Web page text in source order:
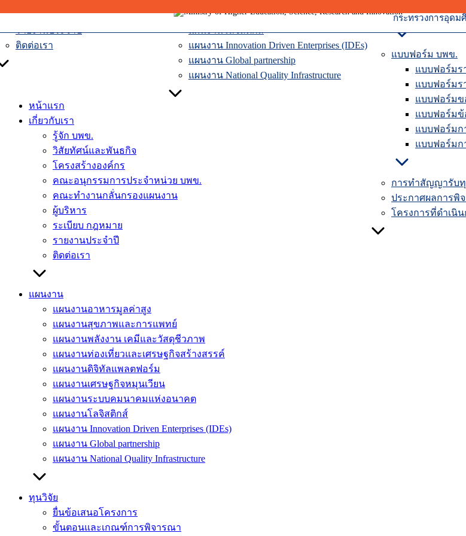
content
กระทรวงการอุดม
ระเบียบ กฎหมาย
รายงานประจำปี
ติดต่อเรา
แผนงานระบบคมนาคมแห่งอนาคต
แผนงานโลจิสติกส์
แผนงาน Innovation Driven Enterprises (IDEs)
แผนงาน Global partnership
แผนงาน National Quality Infrastructure
คู่มือรายงา
แบบฟอร์ม บพข.
แบบฟอร์มร
แบบฟอร์ม
แบบฟอร์มข
แบบฟอร์มข้
แบบฟอร์มก
แบบฟอร์มก
การทำสัญญารับ
ประกาศผลการพิ
โครงการที่ดำเนิ
หน้าแรก
เกี่ยวกับเรา
รู้จัก บพข.
วิสัยทัศน์และพันธกิจ
โครงสร้างองค์กร
คณะอนุกรรมการประจำหน่วย บพข.
คณะทำงานกลั่นกรองแผนงาน
ผู้บริหาร
ระเบียบ กฎหมาย
รายงานประจำปี
ติดต่อเรา
แผนงาน
แผนงานอาหารมูลค่าสูง
แผนงานสุขภาพและการแพทย์
แผนงานพลังงาน เคมีและวัสดุชีวภาพ
แผนงานท่องเที่ยวและเศรษฐกิจสร้างสรรค์
แผนงานดิจิทัลแพลตฟอร์ม
แผนงานเศรษฐกิจหมุนเวียน
แผนงานระบบคมนาคมแห่งอนาคต
แผนงานโลจิสติกส์
แผนงาน Innovation Driven Enterprises (IDEs)
แผนงาน Global partnership
แผนงาน National Quality Infrastructure
ทุนวิจัย
ยื่นข้อเสนอโครงการ
ขั้นตอนและเกณฑ์การพิจารณา